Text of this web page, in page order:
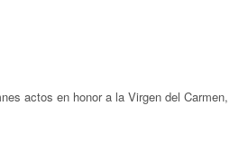
actos en honor a la Virgen del Carmen,